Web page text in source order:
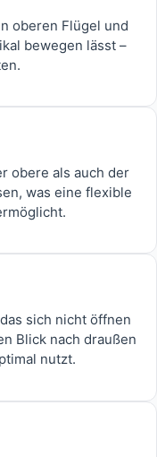
oberen Flügel und
bewegen lässt –
obere als auch der
was eine flexible
sich nicht öffnen
Blick nach draußen
nutzt.